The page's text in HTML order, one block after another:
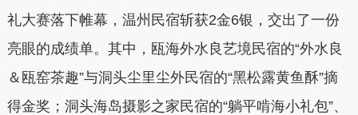
礼大赛落下帷幕，温州民宿斩获2金6银，交出了一份
亮眼的成绩单。其中，瓯海外水良艺境民宿的“外水良
＆瓯窑茶趣”与洞头尘里尘外民宿的“黑松露黄鱼酥”摘
得金奖；洞头海岛摄影之家民宿的“躺平啃海小礼包”、